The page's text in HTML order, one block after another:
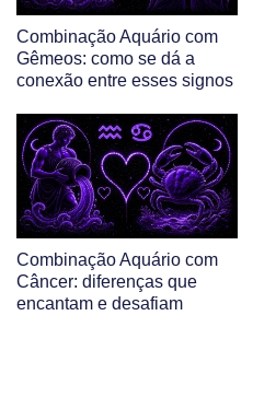
Combinação Aquário com
Gêmeos: como se dá a
conexão entre esses signos
Combinação Aquário com
Câncer: diferenças que
encantam e desafiam